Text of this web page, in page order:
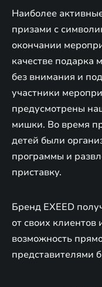
Наиболее
призами с
окончании
качестве подарка
без внимания и
участники
предусмотрены
мишки. Во время
детей были
программы и
приставку.
Бренд EXEED
от своих
возможность
представителями